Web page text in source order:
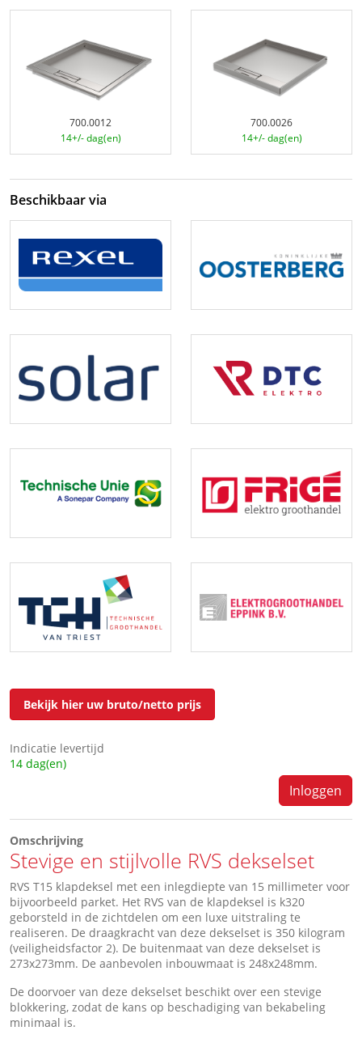
Bekijk hier uw bruto/netto prijs
Indicatie levertijd
14 dag(en)
Inloggen
Omschrijving
Stevige en stijlvolle RVS dekselset
RVS T15 klapdeksel met een inlegdiepte van 15 millimeter voor
bijvoorbeeld parket. Het RVS van de klapdeksel is k320
geborsteld in de zichtdelen om een luxe uitstraling te
realiseren. De draagkracht van deze dekselset is 350 kilogram
(veiligheidsfactor 2). De buitenmaat van deze dekselset is
273x273mm. De aanbevolen inbouwmaat is 248x248mm.
De doorvoer van deze dekselset beschikt over een stevige
blokkering, zodat de kans op beschadiging van bekabeling
minimaal is.
700.0012
14+/- dag(en)
700.0026
14+/- dag(en)
Beschikbaar via